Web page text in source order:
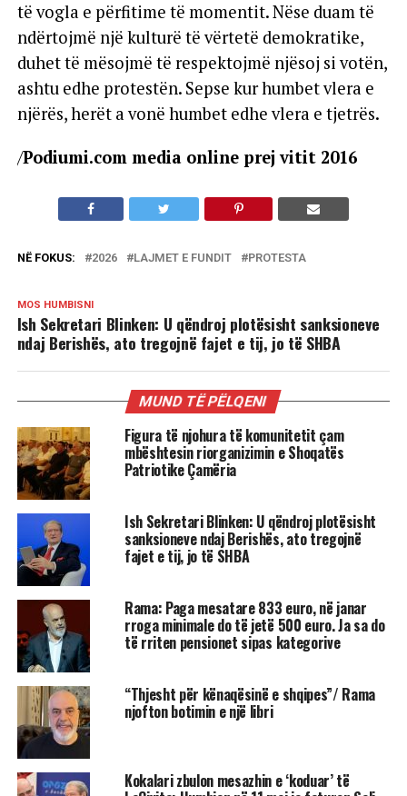
të vogla e përfitime të momentit. Nëse duam të
ndërtojmë një kulturë të vërtetë demokratike,
duhet të mësojmë të respektojmë njësoj si votën,
ashtu edhe protestën. Sepse kur humbet vlera e
njërës, herët a vonë humbet edhe vlera e tjetrës.
/Podiumi.com media online prej vitit 2016
NË FOKUS: 2026 LAJMET E FUNDIT PROTESTA
MOS HUMBISNI
Ish Sekretari Blinken: U qëndroj plotësisht sanksioneve
ndaj Berishës, ato tregojnë fajet e tij, jo të SHBA
MUND TË PËLQENI
Figura të njohura të komunitetit çam
mbështesin riorganizimin e Shoqatës
Patriotike Çamëria
Ish Sekretari Blinken: U qëndroj plotësisht
sanksioneve ndaj Berishës, ato tregojnë
fajet e tij, jo të SHBA
Rama: Paga mesatare 833 euro, në janar
rroga minimale do të jetë 500 euro. Ja sa do
të rriten pensionet sipas kategorive
“Thjesht për kënaqësinë e shqipes”/ Rama
njofton botimin e një libri
Kokalari zbulon mesazhin e ‘koduar’ të